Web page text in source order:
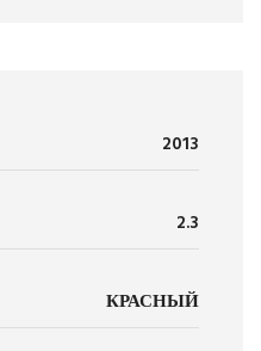
2013
2.3
КРАСНЫЙ